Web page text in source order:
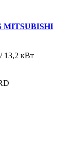
MITSUBISHI
13,2 кВт